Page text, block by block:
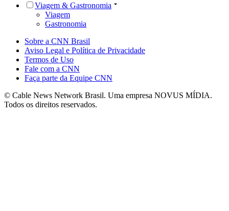
Viagem & Gastronomia
Viagem
Gastronomia
Sobre a CNN Brasil
Aviso Legal e Política de Privacidade
Termos de Uso
Fale com a CNN
Faça parte da Equipe CNN
© Cable News Network Brasil. Uma empresa NOVUS MÍDIA.
Todos os direitos reservados.